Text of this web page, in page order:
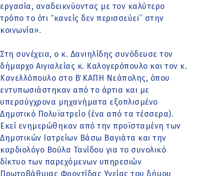
εργασία, αναδεικνύοντας με τον καλύτερο
τρόπο το ότι ‘‘κανείς δεν περισσεύει’’ στην
κοινωνία».
Στη συνέχεια, ο κ. Δανιηλίδης συνόδευσε τον
δήμαρχο Αιγιαλείας κ. Καλογερόπουλο και τον κ.
Κανελλόπουλο στο Β΄ ΚΑΠΗ Νεάπολης, όπου
εντυπωσιάστηκαν από το άρτια και με
υπερσύγχρονα μηχανήματα εξοπλισμένο
Δημοτικό Πολυϊατρείο (ένα από τα τέσσερα).
Εκεί ενημερώθηκαν από την προϊσταμένη των
Δημοτικών Ιατρείων Βάσω Βαγιάτα και την
καρδιολόγο Βούλα Τανίδου για το συνολικό
δίκτυο των παρεχόμενων υπηρεσιών
Πρωτοβάθμιας Φροντίδας Υγείας του δήμου